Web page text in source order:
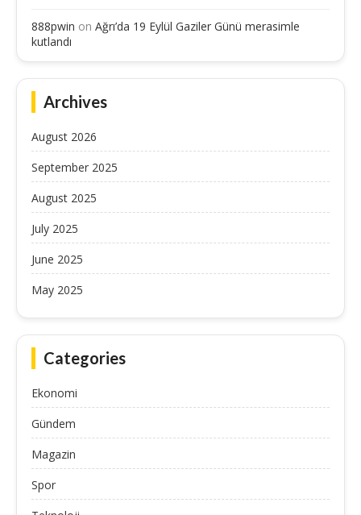
888pwin on Ağrı’da 19 Eylül Gaziler Günü merasimle
kutlandı
Archives
August 2026
September 2025
August 2025
July 2025
June 2025
May 2025
Categories
Ekonomi
Gündem
Magazin
Spor